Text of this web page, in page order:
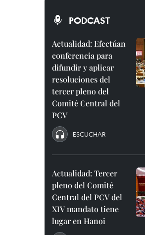
PODCAST
Actualidad: Efectúan
conferencia para
difundir y aplicar
resoluciones del
tercer pleno del
Comité Central del
PCV
ESCUCHAR
Actualidad: Tercer
pleno del Comité
Central del PCV del
XIV mandato tiene
lugar en Hanoi